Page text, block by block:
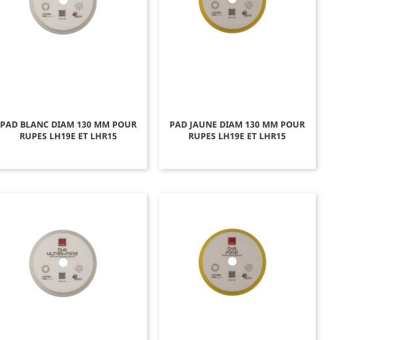
PAD BLANC DIAM 130 MM POUR
RUPES LH19E ET LHR15
PAD JAUNE DIAM 130 MM POUR
RUPES LH19E ET LHR15